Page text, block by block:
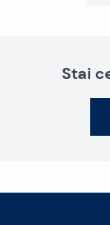
Stai